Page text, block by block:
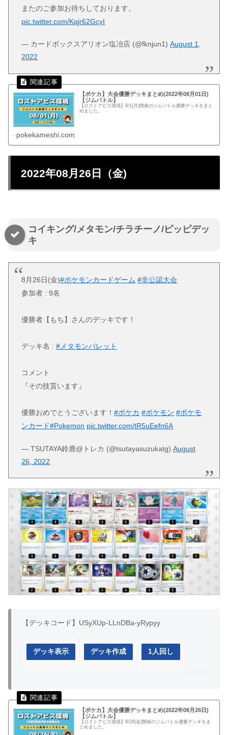
またのご参加お待ちしております。
pic.twitter.com/Kqjr62GcyI
— カードボックスアリオン塩冶店 (@fknjun1)August 1,
2022
【ポケカ】大会優勝デッキまとめ(2022年08月01日)
【ジムバトル】
【ロストアビス環境】8/1(月)開催のジムバトル優勝デッキをまと
めました。
pokekameshi.com
2022年08月26日（金)
コイキング/メタモン/チラチーノ/ピッピデッ
キ
8月26日(金)#ポケモンカードゲーム #非公認大会
参加者 : 9名
優勝者【もち】さんのデッキです！
デッキ名 :#メタモンバレット
コメント
『その技貰います』
優勝おめでとうございます！#ポケカ #ポケモン #ポケモ
ンカード#Pokemon pic.twitter.com/tR5uEefn6A
— TSUTAYA鈴鹿@トレカ (@tsutayasuzukatg)August
26, 2022
【デッキコード】USyXUp-LLnDBa-yRypyy
デッキ表示 デッキ作成 1人回し
【ポケカ】大会優勝デッキまとめ(2022年08月26日)
【ジムバトル】
【ロストアビス環境】8/26(金)開催のジムバトル優勝デッキをま
とめました。